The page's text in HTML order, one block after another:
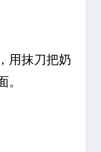
用抹刀把奶